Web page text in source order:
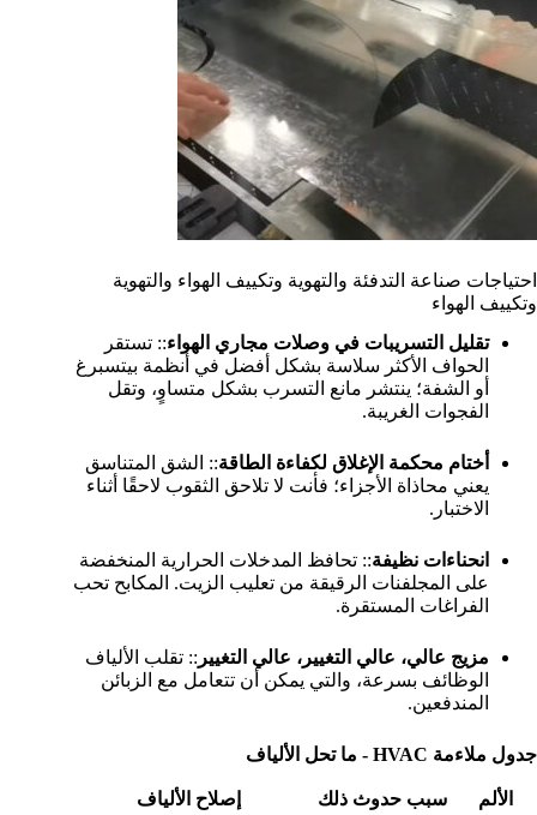
احتياجات صناعة التدفئة والتهوية وتكييف الهواء والتهوية
وتكييف الهواء
تقليل التسريبات في وصلات مجاري الهواء:: تستقر
الحواف الأكثر سلاسة بشكل أفضل في أنظمة بيتسبرغ
أو الشفة؛ ينتشر مانع التسرب بشكل متساوٍ، وتقل
الفجوات الغريبة.
أختام محكمة الإغلاق لكفاءة الطاقة:: الشق المتناسق
يعني محاذاة الأجزاء؛ فأنت لا تلاحق الثقوب لاحقًا أثناء
الاختبار.
انحناءات نظيفة:: تحافظ المدخلات الحرارية المنخفضة
على المجلفنات الرقيقة من تعليب الزيت. المكابح تحب
الفراغات المستقرة.
مزيج عالي، عالي التغيير، عالي التغيير :: تقلب الألياف
الوظائف بسرعة، والتي يمكن أن تتعامل مع الزبائن
المندفعين.
جدول ملاءمة HVAC - ما تحل الألياف
الألم سبب حدوث ذلك
إصلاح الألياف